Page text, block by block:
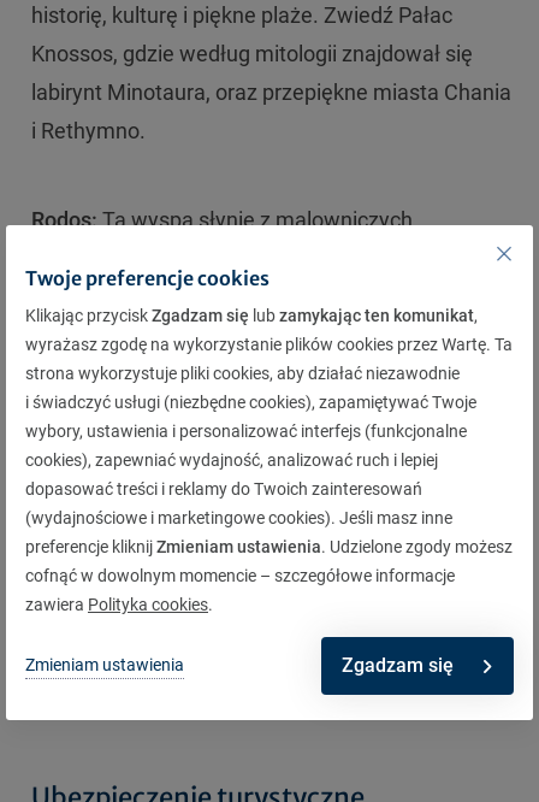
historię, kulturę i piękne plaże. Zwiedź Pałac
Knossos, gdzie według mitologii znajdował się
labirynt Minotaura, oraz przepiękne miasta Chania
i Rethymno.
Rodos:Ta wyspa słynie z malowniczych
miasteczek, starożytnych zabytków i wspaniałych
plaż. Odkryj Starą Rodos, wpisaną na Listę
Światowego Dziedzictwa UNESCO, a także
odwiedź Akropol w Lindos i Pałac Wielkich
Mistrzów w mieście Rodos.
Kuchnia grecka jest znana ze swojej prostoty,
świeżych składników i bogactwa smaków. Do
popularnych dań należą: souvlaki (pieczone mięso
na patyku), moussaka (danie z bakłażana, mięsa
mielonego i beszamelu), gyros (mięso na pita z
warzywami i sosem tzatziki) oraz sałatka grecka z
oliwkami, pomidorami, ogórkiem i serem feta.
Twoje preferencje cookies
Klikając przyciskZgadzam się lubzamykając ten komunikat,
wyrażasz zgodę na wykorzystanie plików cookies przez Wartę. Ta
strona wykorzystuje pliki cookies, aby działać niezawodnie
i świadczyć usługi (niezbędne cookies), zapamiętywać Twoje
wybory, ustawienia i personalizować interfejs (funkcjonalne
cookies), zapewniać wydajność, analizować ruch i lepiej
dopasować treści i reklamy do Twoich zainteresowań
(wydajnościowe i marketingowe cookies). Jeśli masz inne
preferencje kliknijZmieniam ustawienia. Udzielone zgody możesz
cofnąć w dowolnym momencie – szczegółowe informacje
zawiera Polityka cookies.
Zmieniam ustawienia Zgadzam się